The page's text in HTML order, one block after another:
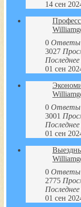
14 сен
0 Ответы
3027
01 сен
0 Ответы
3001
01 сен
0 Ответы
2775
01 сен